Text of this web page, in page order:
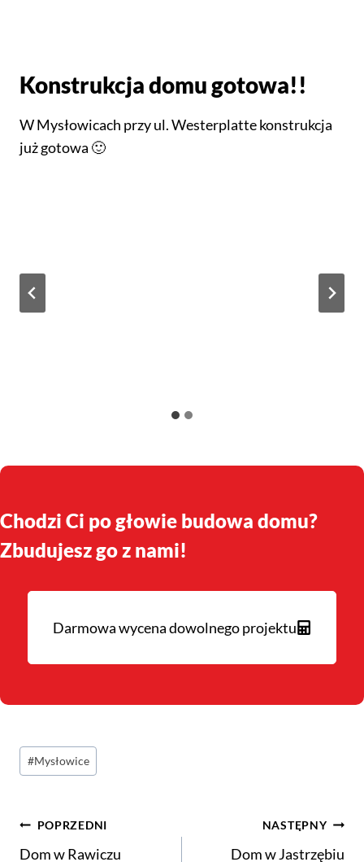
Konstrukcja domu gotowa!!
W Mysłowicach przy ul. Westerplatte konstrukcja
już gotowa 🙂
Chodzi Ci po głowie budowa domu?
Zbudujesz go z nami!
Darmowa wycena dowolnego projektu
Tagi
wpisu:
#Mysłowice
Nawigacja
POPRZEDNI
Dom w Rawiczu
NASTĘPNY
Dom w Jastrzębiu